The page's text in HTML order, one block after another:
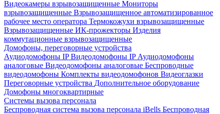
Видеокамеры взрывозащищенные Мониторы
взрывозащищенные Взрывозащищенное автоматизированное
рабочее место оператора Термокожухи взрывозащищенные
Взрывозащищенные ИК-прожекторы Изделия
коммутационные взрывозащищенные
Домофоны, переговорные устройства
Аудиодомофоны IPВидеодомофоны IP Аудиодомофоны
аналоговые Видеодомофоны аналоговые Беспроводные
видеодомофоны Комплекты видеодомофонов Видеоглазки
Переговорные устройства Дополнительное оборудование
Домофоны многоквартирные
Системы вызова персонала
Беспроводная система вызова персонала iBells Беспроводная